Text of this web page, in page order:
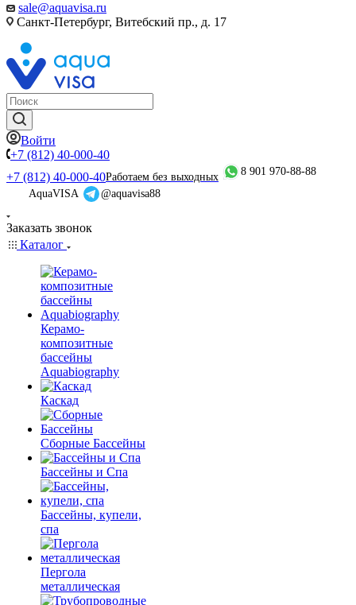
sale@aquavisa.ru
Санкт-Петербург, Витебский пр., д. 17
Войти
+7 (812) 40-000-40
+7 (812) 40-000-40Работаем без выходных
8 901 970-88-88
AquaVISA
@aquavisa88
Заказать звонок
Каталог
Керамо-
композитные
бассейны
Aquabiography
Каскад
Сборные Бассейны
Бассейны и Спа
Бассейны, купели,
спа
Пергола
металлическая